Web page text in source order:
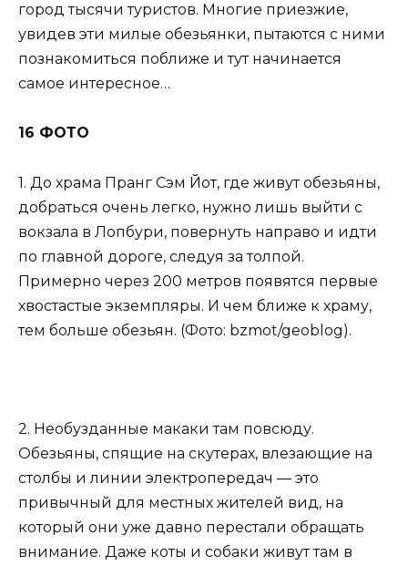
город тысячи туристов. Многие приезжие,
увидев эти милые обезьянки, пытаются с ними
познакомиться поближе и тут начинается
самое интересное…
16 ФОТО
1. До храма Пранг Сэм Йот, где живут обезьяны,
добраться очень легко, нужно лишь выйти с
вокзала в Лопбури, повернуть направо и идти
по главной дороге, следуя за толпой.
Примерно через 200 метров появятся первые
хвостастые экземпляры. И чем ближе к храму,
тем больше обезьян. (Фото: bzmot/geoblog).
2. Необузданные макаки там повсюду.
Обезьяны, спящие на скутерах, влезающие на
столбы и линии электропередач — это
привычный для местных жителей вид, на
который они уже давно перестали обращать
внимание. Даже коты и собаки живут там в